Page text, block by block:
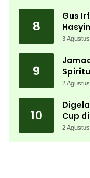
8
Gus
3
9
2
10
Cup
2